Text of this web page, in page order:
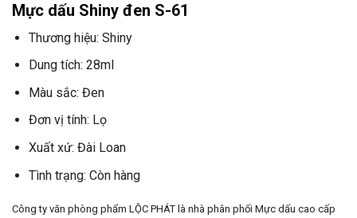
Mực dấu Shiny đen S-61
Thương hiệu: Shiny
Dung tích: 28ml
Màu sắc: Đen
Đơn vị tính: Lọ
Xuất xứ: Đài Loan
Tình trạng: Còn hàng
Công ty văn phòng phẩm LỘC PHÁT là nhà phân phối Mực dấu cao cấp